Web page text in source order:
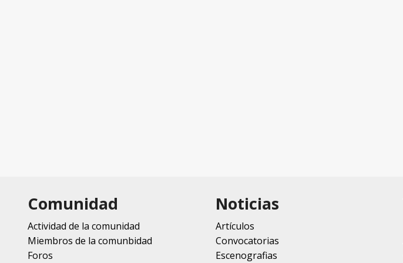
Comunidad
Actividad de la comunidad
Miembros de la comunbidad
Foros
Noticias
Artículos
Convocatorias
Escenografias